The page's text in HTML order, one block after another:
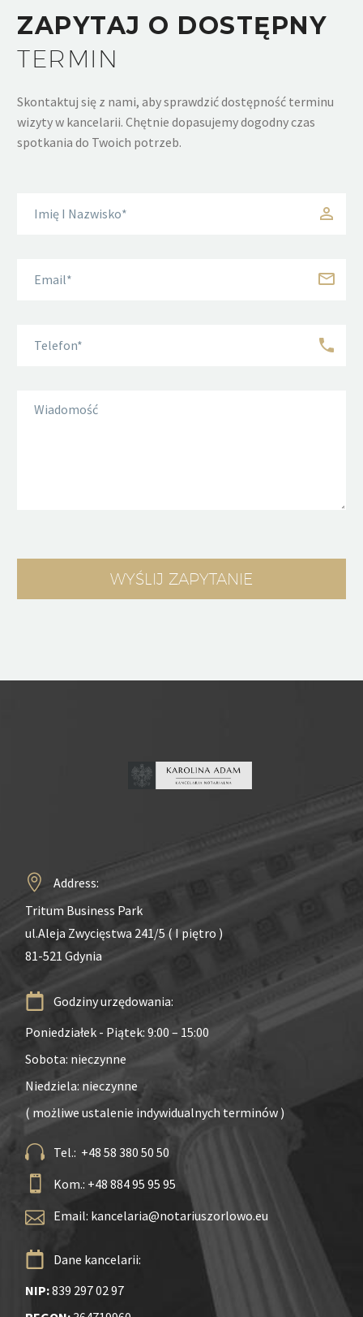
ZAPYTAJ O DOSTĘPNY
TERMIN
Skontaktuj się z nami, aby sprawdzić dostępność terminu
wizyty w kancelarii. Chętnie dopasujemy dogodny czas
spotkania do Twoich potrzeb.
Address:
Tritum Business Park
ul.Aleja Zwycięstwa 241/5 ( I piętro )
81-521 Gdynia
Godziny urzędowania:
Poniedziałek - Piątek: 9:00 – 15:00
Sobota: nieczynne
Niedziela: nieczynne
( możliwe ustalenie indywidualnych terminów )
Tel.: +48 58 380 50 50
Kom.: +48 884 95 95 95
Email: kancelaria@notariuszorlowo.eu
Dane kancelarii:
NIP:839 297 02 97